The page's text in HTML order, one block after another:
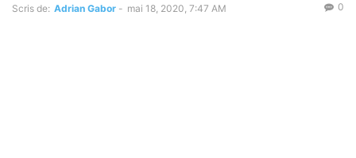
Scris de: Adrian Gabor - mai 18, 2020, 7:47 AM 0